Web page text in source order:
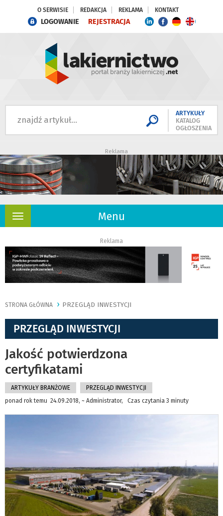
O SERWISIE REDAKCJA REKLAMA KONTAKT
LOGOWANIE REJESTRACJA
ARTYKUŁY
KATALOG
OGŁOSZENIA
Reklama
Menu
Rozwiń
Reklama
STRONA GŁÓWNA PRZEGLĄD INWESTYCJI
PRZEGLĄD INWESTYCJI
Jakość potwierdzona
certyfikatami
ARTYKUŁY BRANŻOWE
PRZEGLĄD INWESTYCJI
ponad rok temu 24.09.2018, ~ Administrator, Czas czytania 3 minuty